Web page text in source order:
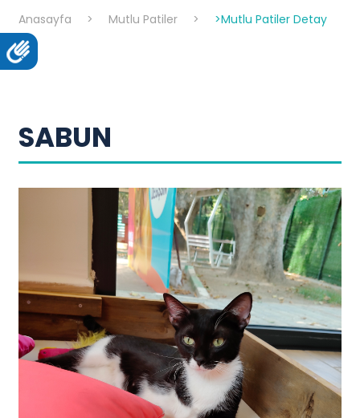
Anasayfa > Mutlu Patiler > >Mutlu Patiler Detay
SABUN